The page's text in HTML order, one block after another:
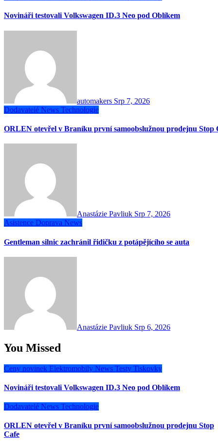
Novináři testovali Volkswagen ID.3 Neo pod Oblíkem
automakers Srp 7, 2026
Dodavatelé News Technologie
ORLEN otevřel v Braníku první samoobslužnou prodejnu Stop
Anastázie Pavliuk Srp 7, 2026
Asistence Doprava News
Gentleman silnic zachránil řidičku z potápějícího se auta
Anastázie Pavliuk Srp 6, 2026
You Missed
Ceny novinek Elektromobily News Testy Tiskovky
Novináři testovali Volkswagen ID.3 Neo pod Oblíkem
Dodavatelé News Technologie
ORLEN otevřel v Braníku první samoobslužnou prodejnu Stop
Cafe